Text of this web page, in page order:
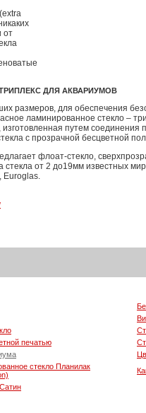
от
ДЛЯ АКВАРИУМОВ
размеров, для обеспечения
ламинированное стекло –
путем соединения
с прозрачной бесцветной
флоат-стекло,
от 2 до19мм известных
Euroglas.
печатью
стекло Планилак